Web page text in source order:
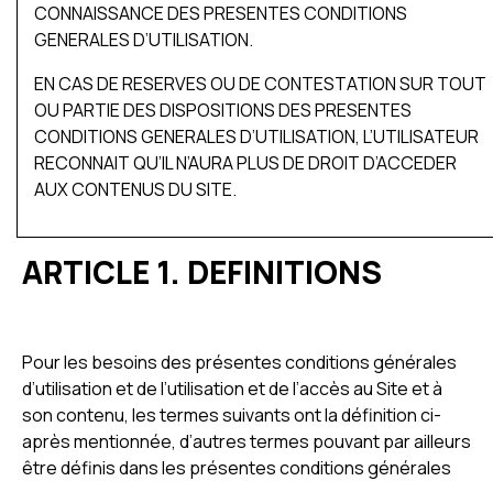
CONNAISSANCE DES PRESENTES CONDITIONS
GENERALES D’UTILISATION.
EN CAS DE RESERVES OU DE CONTESTATION SUR TOUT
OU PARTIE DES DISPOSITIONS DES PRESENTES
CONDITIONS GENERALES D’UTILISATION, L’UTILISATEUR
RECONNAIT QU’IL N’AURA PLUS DE DROIT D’ACCEDER
AUX CONTENUS DU SITE.
ARTICLE 1. DEFINITIONS
Pour les besoins des présentes conditions générales
d’utilisation et de l’utilisation et de l’accès au Site et à
son contenu, les termes suivants ont la définition ci-
après mentionnée, d’autres termes pouvant par ailleurs
être définis dans les présentes conditions générales